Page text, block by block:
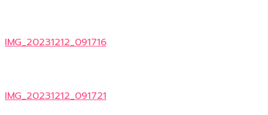
IMG_20231212_091716
IMG_20231212_091721